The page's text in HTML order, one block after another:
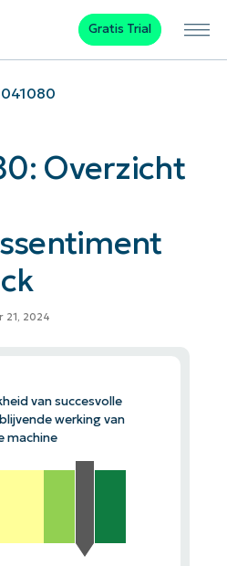
Gratis Trial
Overzicht
21, 2024
van succesvolle
werking van
machine